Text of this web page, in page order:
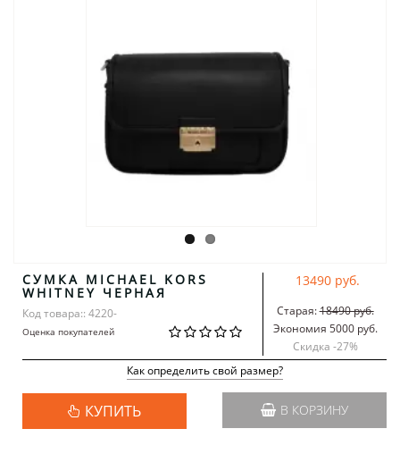
СУМКА MICHAEL KORS
WHITNEY ЧЕРНАЯ
Код товара:: 4220-
Оценка покупателей
13490 руб.
Старая:18490 руб.
Экономия 5000 руб.
Скидка -27%
Как определить свой размер?
КУПИТЬ В КОРЗИНУ